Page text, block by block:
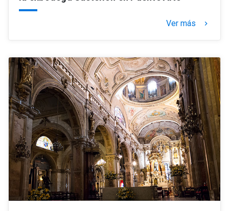
Ver más keyboard_arrow_right